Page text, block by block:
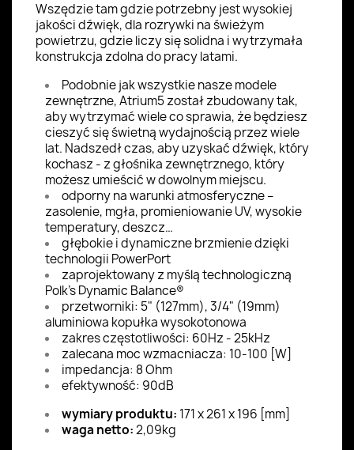
Wszędzie tam gdzie potrzebny jest wysokiej
jakości dźwięk, dla rozrywki na świeżym
powietrzu, gdzie liczy się solidna i wytrzymała
konstrukcja zdolna do pracy latami.
Podobnie jak wszystkie nasze modele
zewnętrzne, Atrium5 został zbudowany tak,
aby wytrzymać wiele co sprawia, że będziesz
cieszyć się świetną wydajnością przez wiele
lat. Nadszedł czas, aby uzyskać dźwięk, który
kochasz - z głośnika zewnętrznego, który
możesz umieścić w dowolnym miejscu.
odporny na warunki atmosferyczne –
zasolenie, mgła, promieniowanie UV, wysokie
temperatury, deszcz…
głębokie i dynamiczne brzmienie dzięki
technologii PowerPort
zaprojektowany z myślą technologiczną
Polk’s Dynamic Balance®
przetworniki: 5" (127mm), 3/4" (19mm)
aluminiowa kopułka wysokotonowa
zakres częstotliwości: 60Hz - 25kHz
zalecana moc wzmacniacza: 10-100 [W]
impedancja: 8 Ohm
efektywność: 90dB
wymiary produktu: 171 x 261 x 196 [mm]
waga netto:2,09kg